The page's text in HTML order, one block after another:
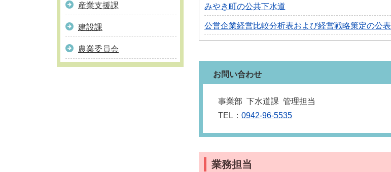
産業支援課
建設課
農業委員会
みやき町の公共下水道
公営企業経営比較分析表および経営戦略策定の公表
お問い合わせ
事業部 下水道課 管理担当
TEL： 0942-96-5535
業務担当